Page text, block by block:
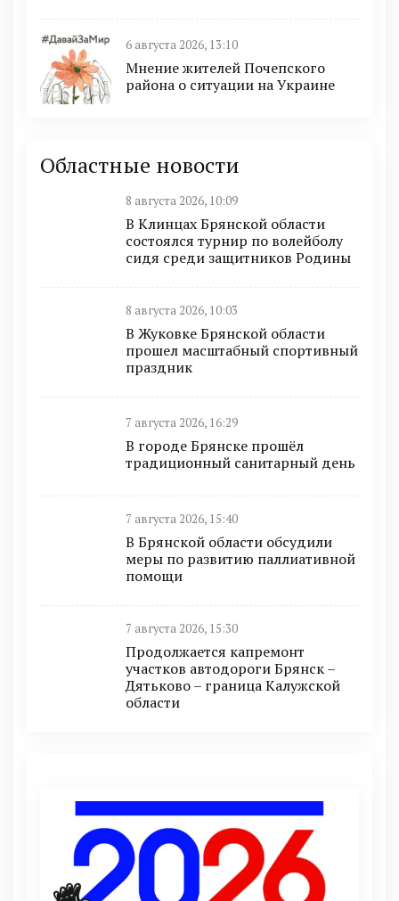
6 августа 2026, 13:10
Мнение жителей Почепского
района о ситуации на Украине
Областные новости
8 августа 2026, 10:09
В Клинцах Брянской области
состоялся турнир по волейболу
сидя среди защитников Родины
8 августа 2026, 10:03
В Жуковке Брянской области
прошел масштабный спортивный
праздник
7 августа 2026, 16:29
В городе Брянске прошёл
традиционный санитарный день
7 августа 2026, 15:40
В Брянской области обсудили
меры по развитию паллиативной
помощи
7 августа 2026, 15:30
Продолжается капремонт
участков автодороги Брянск –
Дятьково – граница Калужской
области